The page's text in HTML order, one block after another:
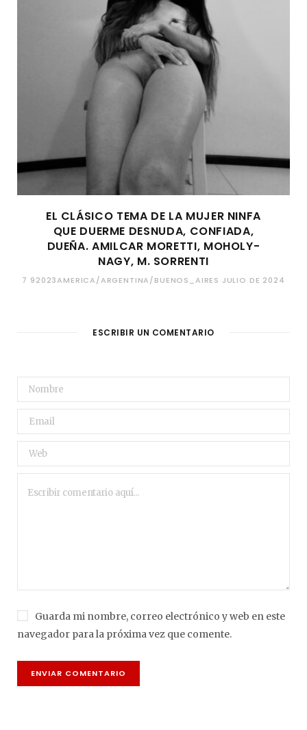
EL CLÁSICO TEMA DE LA MUJER NINFA
QUE DUERME DESNUDA, CONFIADA,
DUEÑA. AMILCAR MORETTI, MOHOLY-
NAGY, M. SORRENTI
7 92023AMERICA/ARGENTINA/BUENOS_AIRES JULIO DE 2024
ESCRIBIR UN COMENTARIO
Guarda mi nombre, correo electrónico y web en este
navegador para la próxima vez que comente.